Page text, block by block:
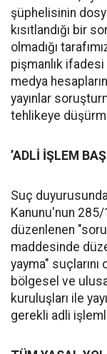
şüphelisinin
kısıtlandığı bir
olmadığı
pişmanlık
medya
yayınlar
tehlikeye
’ADLİ İŞLEM
Suç
Kanunu'nun
düzenlenen
maddesinde
yayma"
bölgesel ve
kuruluşları ile
gerekli adli